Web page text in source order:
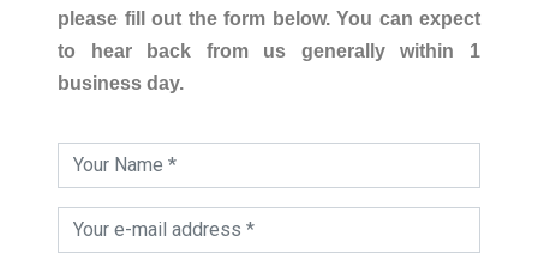
please fill out the form below. You can expect
to hear back from us generally within 1
business day.